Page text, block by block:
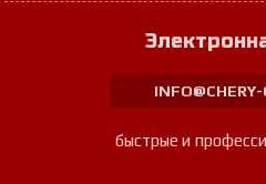
быстрые и